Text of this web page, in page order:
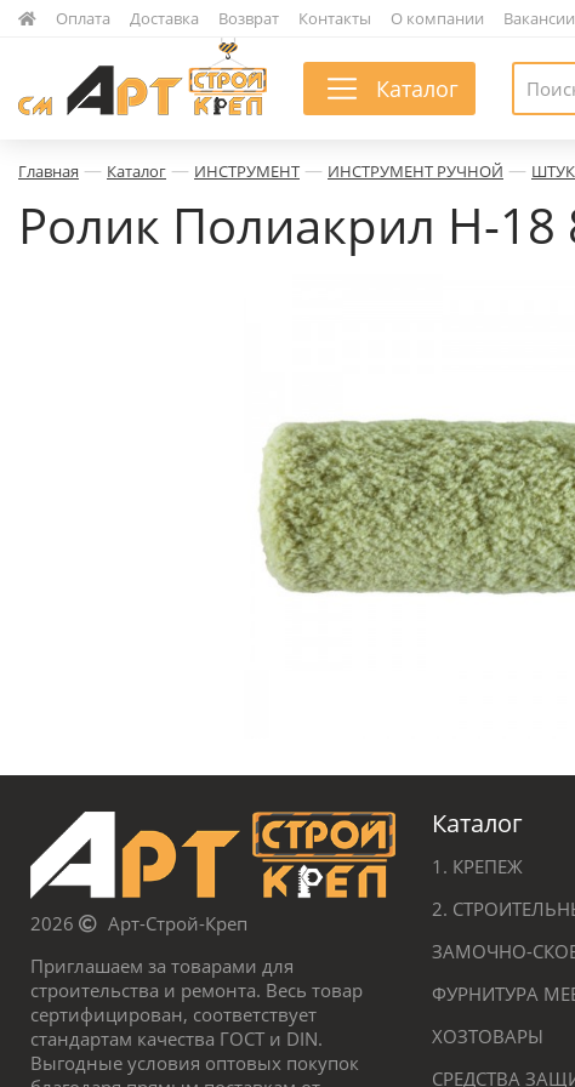
Оплата Доставка Возврат Контакты О компании Вакансии
Каталог
Главная — Каталог — ИНСТРУМЕНТ — ИНСТРУМЕНТ РУЧНОЙ —
Ролик Полиакрил Н-18
2026
Арт-Строй-Креп
Приглашаем за товарами для
строительства и ремонта. Весь товар
сертифицирован, соответствует
стандартам качества ГОСТ и DIN.
Выгодные условия оптовых покупок
Каталог
1. КРЕПЕЖ
2.
ЗАМОЧНО-
ФУРНИТУРА
ХОЗТОВАРЫ
СРЕДСТВА